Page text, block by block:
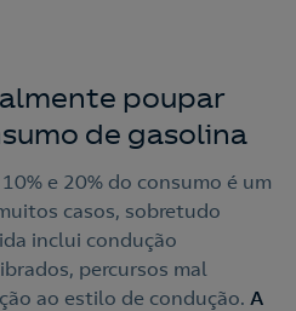
poupar
de gasolina
e 20% do consumo é um
casos, sobretudo
inclui condução
percursos mal
ao estilo de condução. A